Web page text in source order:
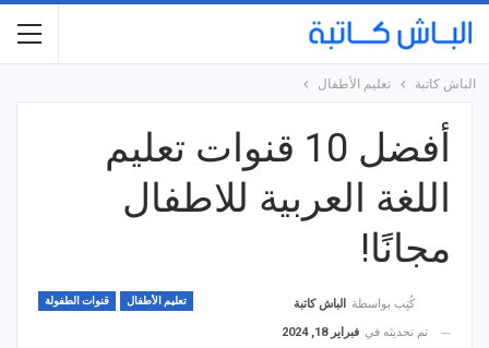
الباش كاتبة تعليم الأطفال
أفضل 10 قنوات تعليم
اللغة العربية للاطفال
مجانًا!
تعليم الأطفال قنوات الطفولة كُتِب بواسطة
الباش كاتبة
تم تحديثه في فبراير 18, 2024